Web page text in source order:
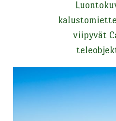
viipyvät